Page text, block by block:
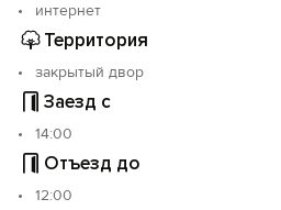
интернет
Территория
закрытый двор
Заезд с
14:00
Отъезд до
12:00